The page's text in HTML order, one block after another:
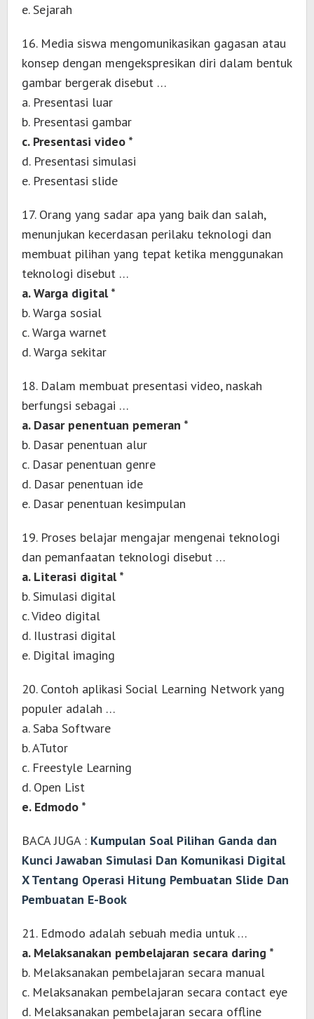
e. Sejarah
16. Media siswa mengomunikasikan gagasan atau
konsep dengan mengekspresikan diri dalam bentuk
gambar bergerak disebut …
a. Presentasi luar
b. Presentasi gambar
c. Presentasi video *
d. Presentasi simulasi
e. Presentasi slide
17. Orang yang sadar apa yang baik dan salah,
menunjukan kecerdasan perilaku teknologi dan
membuat pilihan yang tepat ketika menggunakan
teknologi disebut …
a. Warga digital *
b. Warga sosial
c. Warga warnet
d. Warga sekitar
18. Dalam membuat presentasi video, naskah
berfungsi sebagai …
a. Dasar penentuan pemeran *
b. Dasar penentuan alur
c. Dasar penentuan genre
d. Dasar penentuan ide
e. Dasar penentuan kesimpulan
19. Proses belajar mengajar mengenai teknologi
dan pemanfaatan teknologi disebut …
a. Literasi digital *
b. Simulasi digital
c. Video digital
d. Ilustrasi digital
e. Digital imaging
20. Contoh aplikasi Social Learning Network yang
populer adalah …
a. Saba Software
b. ATutor
c. Freestyle Learning
d. Open List
e. Edmodo *
BACA JUGA : Kumpulan Soal Pilihan Ganda dan
Kunci Jawaban Simulasi Dan Komunikasi Digital
X Tentang Operasi Hitung Pembuatan Slide Dan
Pembuatan E-Book
21. Edmodo adalah sebuah media untuk …
a. Melaksanakan pembelajaran secara daring *
b. Melaksanakan pembelajaran secara manual
c. Melaksanakan pembelajaran secara contact eye
d. Melaksanakan pembelajaran secara offline